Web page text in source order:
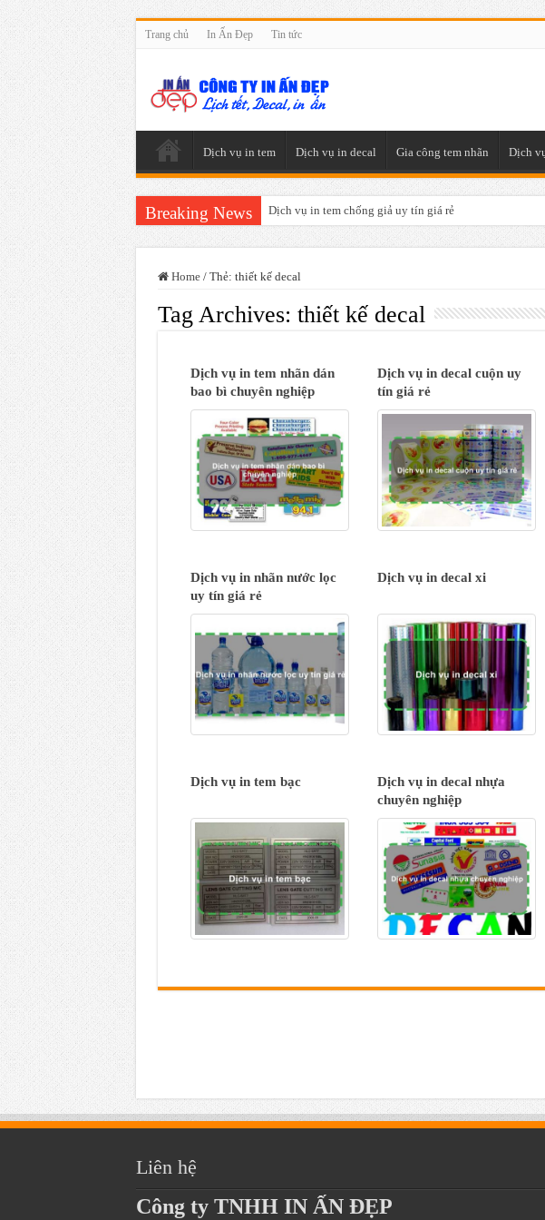
Trang chủ In Ấn Đẹp Tin tức
Dịch vụ in tem Dịch vụ in decal Gia công tem nhãn Dịch
Breaking News Dịch vụ in tem chống giả uy tín giá rẻ
Home / Thẻ: thiết kế decal
Tag Archives: thiết kế decal
Dịch vụ in tem nhãn dán
bao bì chuyên nghiệp
Dịch vụ in decal cuộn uy
tín giá rẻ
Dịch vụ in nhãn nước lọc
uy tín giá rẻ
Dịch vụ in decal xi
Dịch vụ in tem bạc
Dịch vụ in decal nhựa
chuyên nghiệp
Liên hệ
Công ty TNHH IN ẤN ĐẸP